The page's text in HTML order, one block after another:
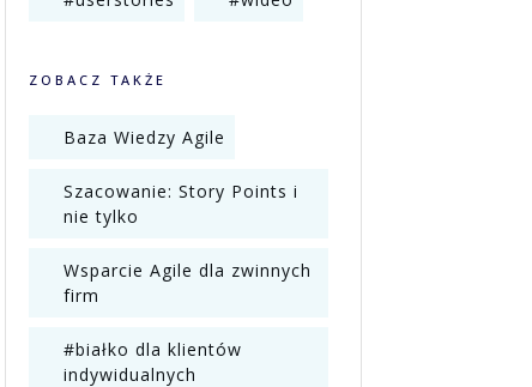
ZOBACZ TAKŻE
Baza Wiedzy Agile
Szacowanie: Story Points i
nie tylko
Wsparcie Agile dla zwinnych
firm
#białko dla klientów
indywidualnych